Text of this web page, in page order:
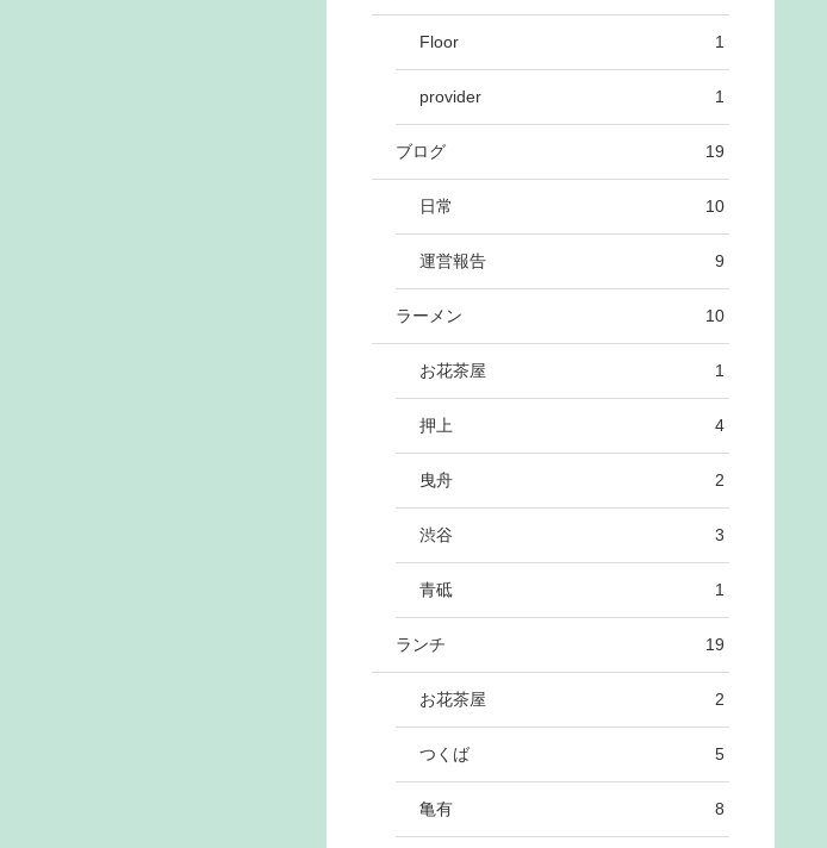
Floor 1
provider 1
ブログ 19
日常 10
運営報告 9
ラーメン 10
お花茶屋 1
押上 4
曳舟 2
渋谷 3
青砥 1
ランチ 19
お花茶屋 2
つくば 5
亀有 8